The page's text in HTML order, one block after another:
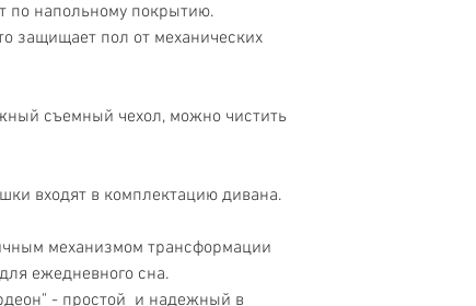
по напольному покрытию.
защищает пол от механических
съемный чехол, можно чистить
входят в комплектацию дивана.
механизмом трансформации
ежедневного сна.
- простой и надежный в